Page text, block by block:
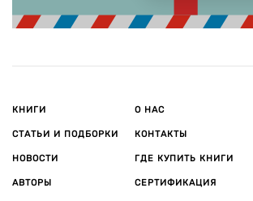
КНИГИ
СТАТЬИ И ПОДБОРКИ
НОВОСТИ
АВТОРЫ
О НАС
КОНТАКТЫ
ГДЕ КУПИТЬ КНИГИ
СЕРТИФИКАЦИЯ